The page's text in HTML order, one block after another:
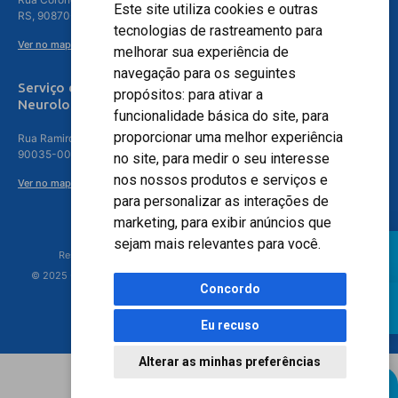
Este site utiliza cookies e outras
tecnologias de rastreamento para
melhorar sua experiência de
navegação para os seguintes
propósitos: para ativar a
funcionalidade básica do site, para
proporcionar uma melhor experiência
no site, para medir o seu interesse
nos nossos produtos e serviços e
para personalizar as interações de
marketing, para exibir anúncios que
sejam mais relevantes para você.
Concordo
Eu recuso
Alterar as minhas preferências
RS, 90870-016
Ver no mapa
Serviço de
Neurologia
Rua Ramiro Barcelos, 630 – 5º andar – Floresta, Porto Alegre – RS,
90035-001
Ver no mapa
Responsável Técnico: Dr. Luiz Antonio Nasi - CREMERS 11217
© 2025 - Hospital Moinhos de Vento - Registro Empresa (CRM-RS): 425